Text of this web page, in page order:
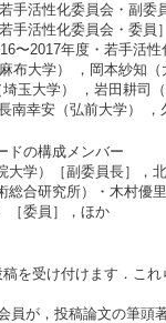
手活性化委員会・副委
手活性化委員会・委
〜2017年度・若手活性
布大学） ， 岡本紗知（
玉大学） ，岩田耕司
南幸安（弘前大学） ，
ドの構成メンバー
学）［副委員長］
合研究所）・木村
［委員］，ほか
を受け付けます．こ
員が，投稿論文の筆頭